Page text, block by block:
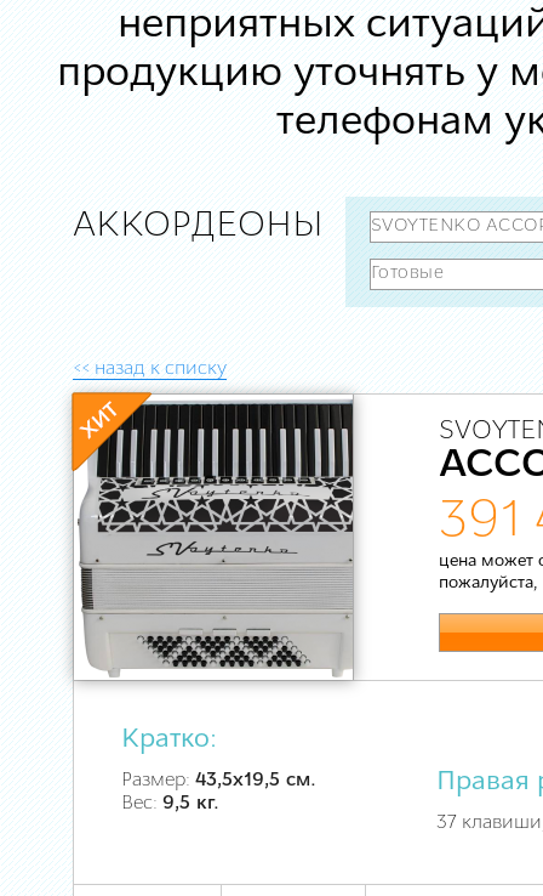
неприятных
продукцию уточнять у
телефонам
АККОРДЕОНЫ
<< назад к списку
391
цена может
пожалуйста,
Кратко:
Размер: 43,5х19,5 см.
Вес: 9,5 кг.
Правая
37